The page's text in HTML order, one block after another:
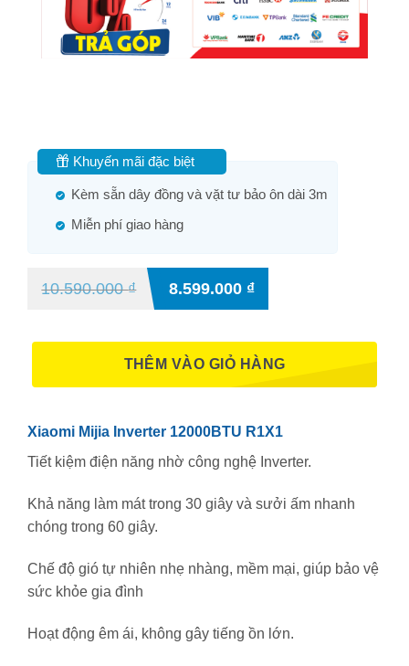
Khuyến mãi đặc biệt
Kèm sẵn dây đồng và vặt tư bảo ôn dài 3m
Miễn phí giao hàng
10.590.000₫ 8.599.000 ₫
THÊM VÀO GIỎ HÀNG
Xiaomi Mijia Inverter 12000BTU R1X1
Tiết kiệm điện năng nhờ công nghệ Inverter.
Khả năng làm mát trong 30 giây và sưởi ấm nhanh
chóng trong 60 giây.
Chế độ gió tự nhiên nhẹ nhàng, mềm mại, giúp bảo vệ
sức khỏe gia đình
Hoạt động êm ái, không gây tiếng ồn lớn.